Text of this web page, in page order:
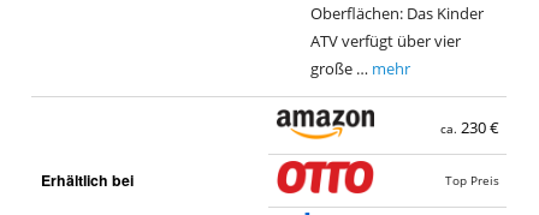
Oberflächen: Das Kinder
ATV verfügt über vier
große … mehr
Erhältlich bei
ca. 230 €
Top Preis